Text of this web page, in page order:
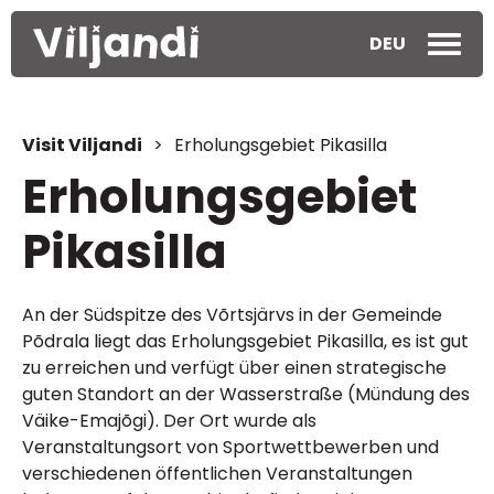
DEU
Visit Viljandi > Erholungsgebiet Pikasilla
Erholungsgebiet
Pikasilla
An der Südspitze des Võrtsjärvs in der Gemeinde
Põdrala liegt das Erholungsgebiet Pikasilla, es ist gut
zu erreichen und verfügt über einen strategische
guten Standort an der Wasserstraße (Mündung des
Väike-Emajõgi). Der Ort wurde als
Veranstaltungsort von Sportwettbewerben und
verschiedenen öffentlichen Veranstaltungen